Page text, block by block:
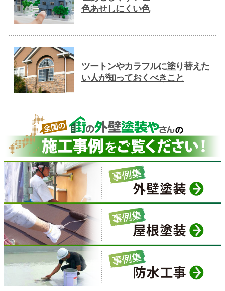
色あせしにくい色
ツートンやカラフルに塗り替えた
い人が知っておくべきこと